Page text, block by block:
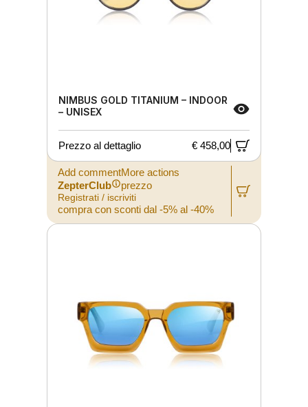
NIMBUS GOLD TITANIUM – INDOOR
– UNISEX
Prezzo al dettaglio € 458,00
Add commentMore actions
ZepterClub
prezzo
Registrati / iscriviti
compra con sconti dal -5% al -40%